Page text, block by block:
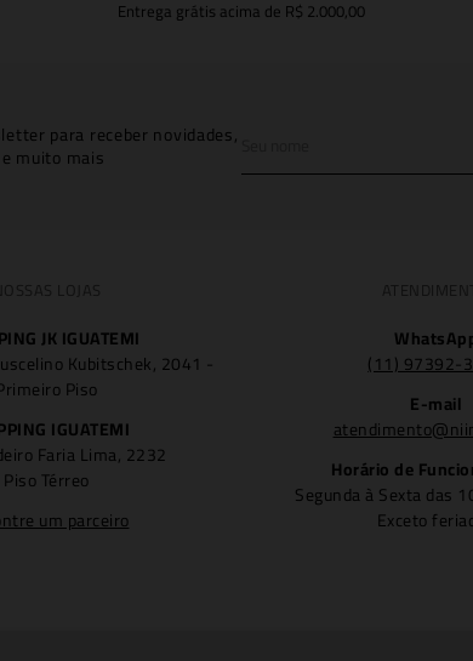
Entrega grátis acima de R$ 2.000,00
para receber novidades,
muito mais
JK IGUATEMI
Kubitschek, 2041 -
Piso
IGUATEMI
Faria Lima, 2232
Piso Térreo
um parceiro
(11) 97392-
E-mail
Horário de
Segunda à Sexta das
Exceto